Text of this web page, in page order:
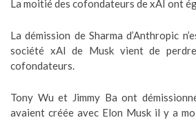
La moitié des cofondateurs de xAI ont
La démission de Sharma d’Anthropic
société xAI de Musk vient de
cofondateurs.
Tony Wu et Jimmy Ba ont
avaient créée avec Elon Musk il y a